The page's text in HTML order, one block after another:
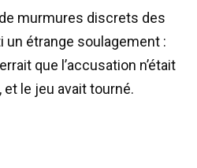
murmures discrets des
un étrange soulagement :
que l’accusation n’était
le jeu avait tourné.